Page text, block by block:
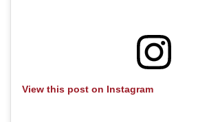
View this post on Instagram